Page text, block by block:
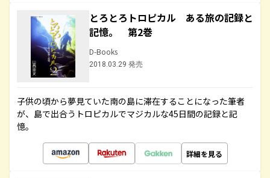
とろとろトロピカル ある旅の記録と
記憶。 第2巻
D-Books
2018.03.29 発売
子供の頃から夢見ていた南の島に滞在することになった筆者
が、島で出合うトロピカルでマジカルな45日間の記録と記
憶。
詳細を見る